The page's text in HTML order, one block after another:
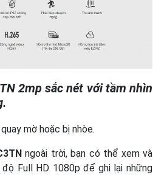
2mp sắc nét với tầm nhìn
mờ hoặc bị nhòe.
ngoài trời, bạn có thể xem và
Full HD 1080p để ghi lại những